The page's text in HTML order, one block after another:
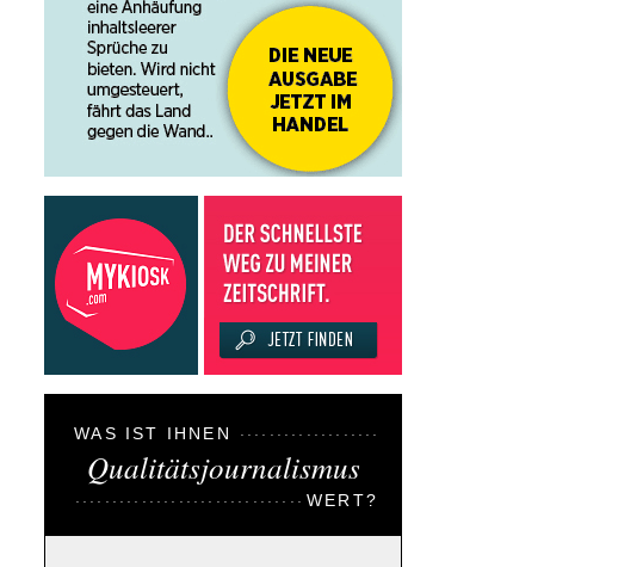
WAS IST IHNEN
Qualitätsjournalismus
WERT?